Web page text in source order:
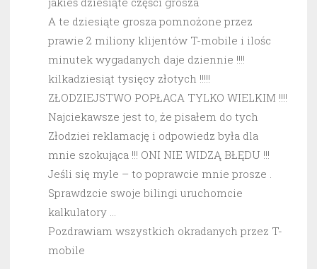
A te dziesiąte grosza pomnożone przez
prawie 2 miliony klijentów T-mobile i ilośc
minutek wygadanych daje dziennie !!!!
kilkadziesiąt tysięcy złotych !!!!!
ZŁODZIEJSTWO POPŁACA TYLKO WIELKIM !!!!
Najciekawsze jest to, że pisałem do tych
Złodziei reklamację i odpowiedz była dla
mnie szokująca !!! ONI NIE WIDZĄ BŁĘDU !!!
Jeśli się myle – to poprawcie mnie prosze .
Sprawdzcie swoje bilingi uruchomcie
kalkulatory …
Pozdrawiam wszystkich okradanych przez T-
mobile